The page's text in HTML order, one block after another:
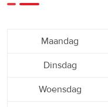
Maandag
Dinsdag
Woensdag